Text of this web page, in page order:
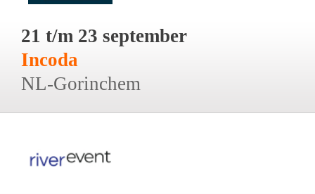
21 t/m 23 september
Incoda
NL-Gorinchem